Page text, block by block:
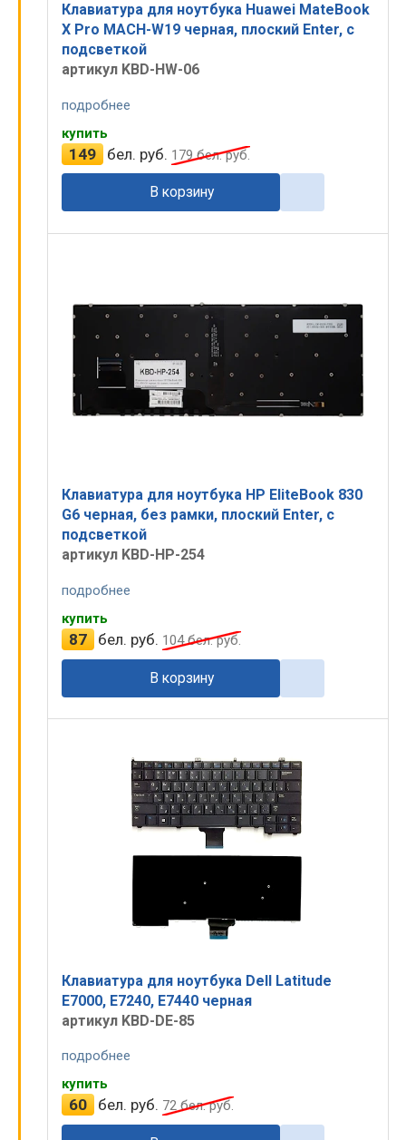
Клавиатура для ноутбука Huawei MateBook
X Pro MACH-W19 черная, плоский Enter, с
подсветкой
артикул KBD-HW-06
подробнее
купить
149 бел. руб. 179бел. руб.
В корзину
Клавиатура для ноутбука HP EliteBook 830
G6 черная, без рамки, плоский Enter, с
подсветкой
артикул KBD-HP-254
подробнее
купить
87 бел. руб. 104бел. руб.
В корзину
Клавиатура для ноутбука Dell Latitude
E7000, E7240, E7440 черная
артикул KBD-DE-85
подробнее
купить
60 бел. руб. 72бел. руб.